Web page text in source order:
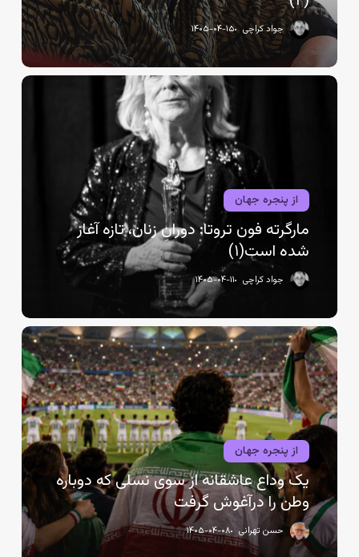
بد
بازی
می‌کردم!
(۲)
جواد کراچی ۱۴۰۵-۰۴-۱۵
مارگرته
از پنجره جهان
مارگرته فون تروتا: دورانِ زنان، تازه آغاز
شده است(۱)
جواد کراچی ۱۴۰۵-۰۴-۱۱
یک
وداع
عاشقانه
از
سوی
نسلی
دوباره
را
درآغوش
گرفت
از پنجره جهان
یک وداع عاشقانه از سوی نسلی که دوباره
وطن را درآغوش گرفت
حسن تهرانی ۱۴۰۵-۰۴-۰۸